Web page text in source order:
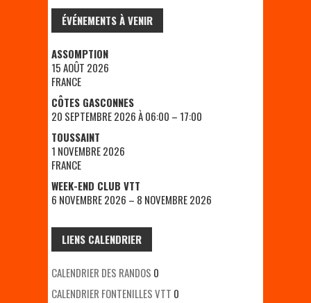
ÉVÉNEMENTS À VENIR
ASSOMPTION
15 AOÛT 2026
FRANCE
CÔTES GASCONNES
20 SEPTEMBRE 2026 À 06:00 – 17:00
TOUSSAINT
1 NOVEMBRE 2026
FRANCE
WEEK-END CLUB VTT
6 NOVEMBRE 2026 – 8 NOVEMBRE 2026
LIENS CALENDRIER
CALENDRIER DES RANDOS 0
CALENDRIER FONTENILLES VTT 0